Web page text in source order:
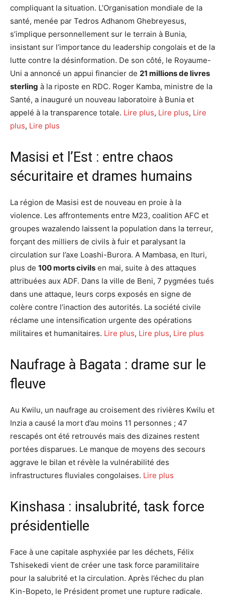
compliquant la situation. L’Organisation mondiale de la
santé, menée par Tedros Adhanom Ghebreyesus,
s’implique personnellement sur le terrain à Bunia,
insistant sur l’importance du leadership congolais et de la
lutte contre la désinformation. De son côté, le Royaume-
Uni a annoncé un appui financier de 21 millions de livres
sterling à la riposte en RDC. Roger Kamba, ministre de la
Santé, a inauguré un nouveau laboratoire à Bunia et
appelé à la transparence totale. Lire plus, Lire plus, Lire
plus, Lire plus
Masisi et l’Est : entre chaos
sécuritaire et drames humains
La région de Masisi est de nouveau en proie à la
violence. Les affrontements entre M23, coalition AFC et
groupes wazalendo laissent la population dans la terreur,
forçant des milliers de civils à fuir et paralysant la
circulation sur l’axe Loashi-Burora. A Mambasa, en Ituri,
plus de 100 morts civils en mai, suite à des attaques
attribuées aux ADF. Dans la ville de Beni, 7 pygmées tués
dans une attaque, leurs corps exposés en signe de
colère contre l’inaction des autorités. La société civile
réclame une intensification urgente des opérations
militaires et humanitaires. Lire plus, Lire plus, Lire plus
Naufrage à Bagata : drame sur le
fleuve
Au Kwilu, un naufrage au croisement des rivières Kwilu et
Inzia a causé la mort d’au moins 11 personnes ; 47
rescapés ont été retrouvés mais des dizaines restent
portées disparues. Le manque de moyens des secours
aggrave le bilan et révèle la vulnérabilité des
infrastructures fluviales congolaises. Lire plus
Kinshasa : insalubrité, task force
présidentielle
Face à une capitale asphyxiée par les déchets, Félix
Tshisekedi vient de créer une task force paramilitaire
pour la salubrité et la circulation. Après l’échec du plan
Kin-Bopeto, le Président promet une rupture radicale.